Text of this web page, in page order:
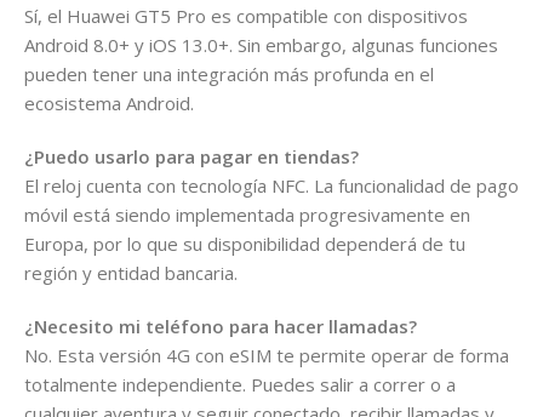
Sí, el Huawei GT5 Pro es compatible con dispositivos
Android 8.0+ y iOS 13.0+. Sin embargo, algunas funciones
pueden tener una integración más profunda en el
ecosistema Android.
¿Puedo usarlo para pagar en tiendas?
El reloj cuenta con tecnología NFC. La funcionalidad de pago
móvil está siendo implementada progresivamente en
Europa, por lo que su disponibilidad dependerá de tu
región y entidad bancaria.
¿Necesito mi teléfono para hacer llamadas?
No. Esta versión 4G con eSIM te permite operar de forma
totalmente independiente. Puedes salir a correr o a